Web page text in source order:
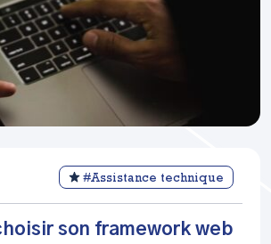
#Assistance technique
son framework web